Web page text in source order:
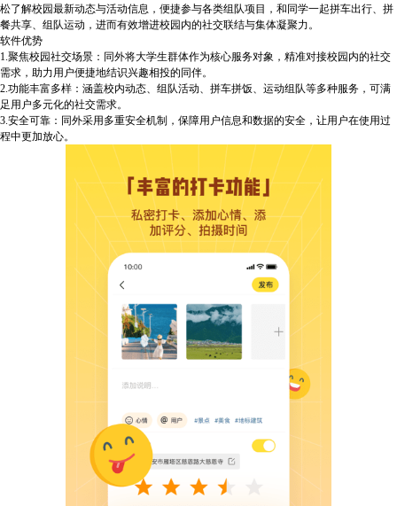
松了解校园最新动态与活动信息，便捷参与各类组队项目，和同学一起拼车出行、拼
餐共享、组队运动，进而有效增进校园内的社交联结与集体凝聚力。
软件优势
1.聚焦校园社交场景：同外将大学生群体作为核心服务对象，精准对接校园内的社交
需求，助力用户便捷地结识兴趣相投的同伴。
2.功能丰富多样：涵盖校内动态、组队活动、拼车拼饭、运动组队等多种服务，可满
足用户多元化的社交需求。
3.安全可靠：同外采用多重安全机制，保障用户信息和数据的安全，让用户在使用过
程中更加放心。